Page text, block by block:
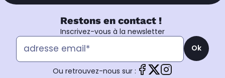
Restons en contact !
Inscrivez-vous à la newsletter
Ok
Ou retrouvez-nous sur :